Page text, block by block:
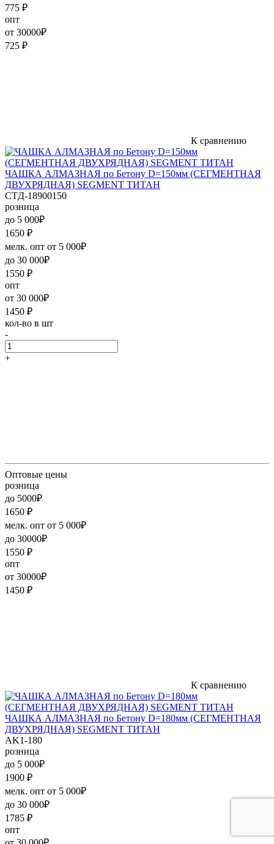
775 ₽
опт
от 30000₽
725 ₽
К сравнению
ЧАШКА АЛМАЗНАЯ по Бетону D=150мм (СЕГМЕНТНАЯ
ДВУХРЯДНАЯ) SEGMENT ТИТАН
СTД-18900150
розница
до 5 000₽
1650 ₽
мелк. опт от 5 000₽
до 30 000₽
1550 ₽
опт
от 30 000₽
1450 ₽
кол-во в шт
-
+
Оптовые цены
розница
до 5000₽
1650 ₽
мелк. опт от 5 000₽
до 30000₽
1550 ₽
опт
от 30000₽
1450 ₽
К сравнению
ЧАШКА АЛМАЗНАЯ по Бетону D=180мм (СЕГМЕНТНАЯ
ДВУХРЯДНАЯ) SEGMENT ТИТАН
AK1-180
розница
до 5 000₽
1900 ₽
мелк. опт от 5 000₽
до 30 000₽
1785 ₽
опт